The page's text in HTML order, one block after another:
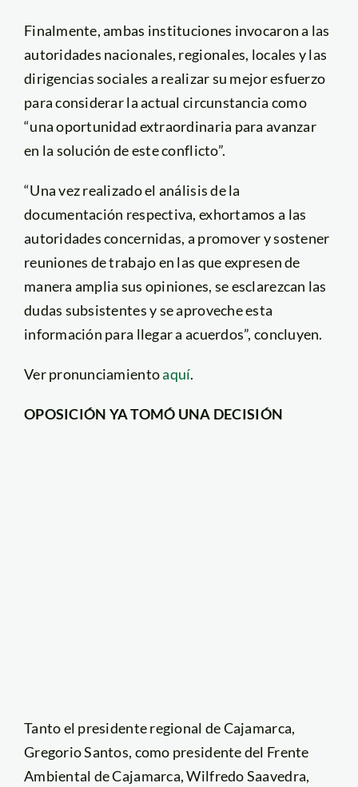
Finalmente, ambas instituciones invocaron a las
autoridades nacionales, regionales, locales y las
dirigencias sociales a realizar su mejor esfuerzo
para considerar la actual circunstancia como
“una oportunidad extraordinaria para avanzar
en la solución de este conflicto”.
“Una vez realizado el análisis de la
documentación respectiva, exhortamos a las
autoridades concernidas, a promover y sostener
reuniones de trabajo en las que expresen de
manera amplia sus opiniones, se esclarezcan las
dudas subsistentes y se aproveche esta
información para llegar a acuerdos”, concluyen.
Ver pronunciamientoaquí.
OPOSICIÓN YA TOMÓ UNA DECISIÓN
Tanto el presidente regional de Cajamarca,
Gregorio Santos, como presidente del Frente
Ambiental de Cajamarca, Wilfredo Saavedra,